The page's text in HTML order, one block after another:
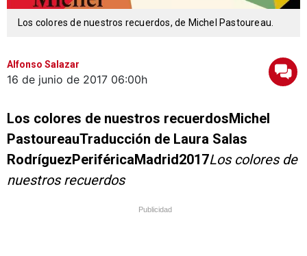
Los colores de nuestros recuerdos, de Michel Pastoureau.
Alfonso Salazar
16 de junio de 2017 06:00h
Los colores de nuestros recuerdosMichel
PastoureauTraducción de Laura Salas
RodríguezPeriféricaMadrid2017Los colores de
nuestros recuerdos
Publicidad